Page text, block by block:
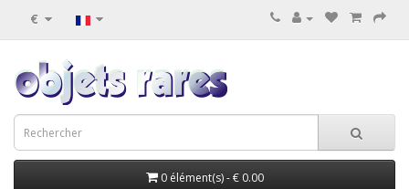
€
0 élément(s) - € 0.00